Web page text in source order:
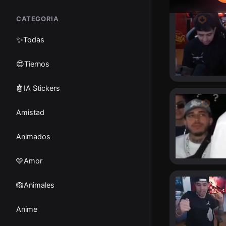
CATEGORIA
✨Todas
😍Tiernos
🤖IA Stickers
Amistad
Animados
🩷Amor
🙉Animales
Anime